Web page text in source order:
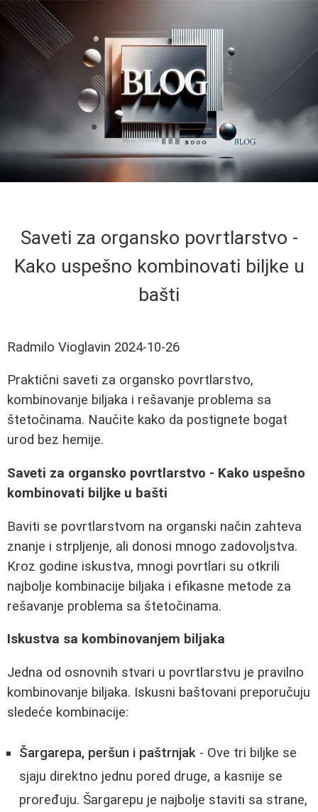
Saveti za organsko povrtlarstvo -
Kako uspešno kombinovati biljke u
bašti
Radmilo Vioglavin 2024-10-26
Praktični saveti za organsko povrtlarstvo,
kombinovanje biljaka i rešavanje problema sa
štetočinama. Naučite kako da postignete bogat
urod bez hemije.
Saveti za organsko povrtlarstvo - Kako uspešno
kombinovati biljke u bašti
Baviti se povrtlarstvom na organski način zahteva
znanje i strpljenje, ali donosi mnogo zadovoljstva.
Kroz godine iskustva, mnogi povrtlari su otkrili
najbolje kombinacije biljaka i efikasne metode za
rešavanje problema sa štetočinama.
Iskustva sa kombinovanjem biljaka
Jedna od osnovnih stvari u povrtlarstvu je pravilno
kombinovanje biljaka. Iskusni baštovani preporučuju
sledeće kombinacije:
Šargarepa, peršun i paštrnjak - Ove tri biljke se
sjaju direktno jednu pored druge, a kasnije se
proređuju. Šargarepu je najbolje staviti sa strane,